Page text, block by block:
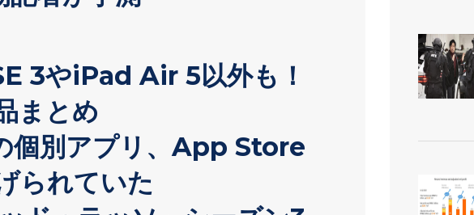
3やiPad Air 5以外も！
まとめ
別アプリ、App Store
られていた